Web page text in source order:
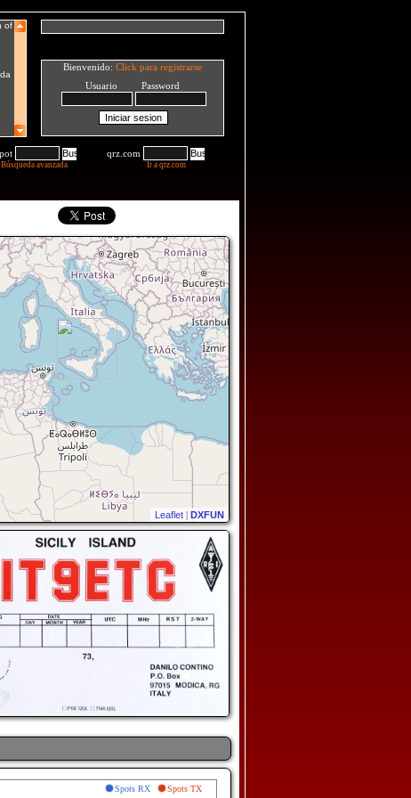
Bienvenido: Click para registrarse
Usuario Password
Búsqueda avanzada
qrz.com
Ir a qrz.com
Leaflet | DXFUN
Spots RX Spots TX